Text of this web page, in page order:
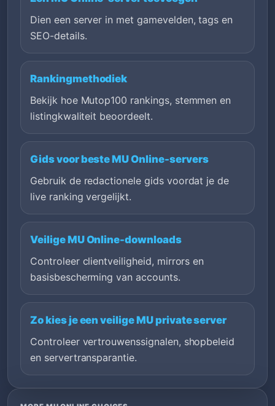
Dien een server in met gamevelden, tags en
SEO-details.
Rankingmethodiek
Bekijk hoe Mutop100 rankings, stemmen en
listingkwaliteit beoordeelt.
Gids voor beste MU Online-servers
Gebruik de redactionele gids voordat je de
live ranking vergelijkt.
Veilige MU Online-downloads
Controleer clientveiligheid, mirrors en
basisbescherming van accounts.
Zo kies je een veilige MU private server
Controleer vertrouwenssignalen, shopbeleid
en servertransparantie.